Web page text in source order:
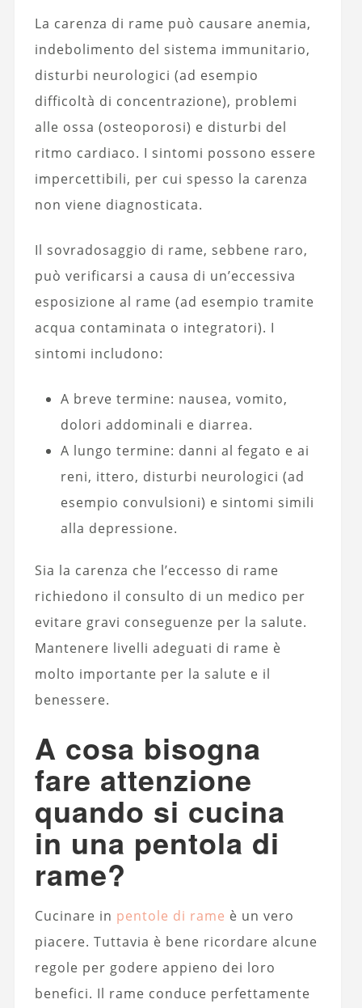
La carenza di rame può causare anemia,
indebolimento del sistema immunitario,
disturbi neurologici (ad esempio
difficoltà di concentrazione), problemi
alle ossa (osteoporosi) e disturbi del
ritmo cardiaco. I sintomi possono essere
impercettibili, per cui spesso la carenza
non viene diagnosticata.
Il sovradosaggio di rame, sebbene raro,
può verificarsi a causa di un’eccessiva
esposizione al rame (ad esempio tramite
acqua contaminata o integratori). I
sintomi includono:
A breve termine: nausea, vomito,
dolori addominali e diarrea.
A lungo termine: danni al fegato e ai
reni, ittero, disturbi neurologici (ad
esempio convulsioni) e sintomi simili
alla depressione.
Sia la carenza che l’eccesso di rame
richiedono il consulto di un medico per
evitare gravi conseguenze per la salute.
Mantenere livelli adeguati di rame è
molto importante per la salute e il
benessere.
A cosa bisogna
fare attenzione
quando si cucina
in una pentola di
rame?
Cucinare in pentole di rame è un vero
piacere. Tuttavia è bene ricordare alcune
regole per godere appieno dei loro
benefici. Il rame conduce perfettamente